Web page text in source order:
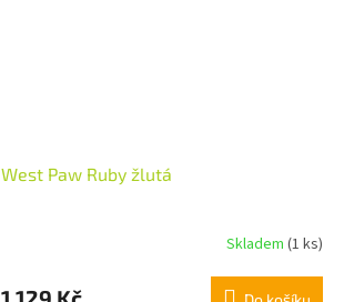
West Paw Ruby žlutá
Skladem (1 ks)